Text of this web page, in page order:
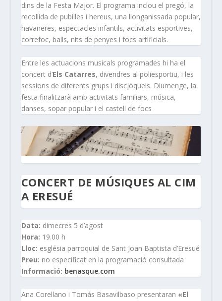
dins de la Festa Major. El programa inclou el pregó, la
recollida de pubilles i hereus, una llonganissada popular,
havaneres, espectacles infantils, activitats esportives,
correfoc, balls, nits de penyes i focs artificials.
Entre les actuacions musicals programades hi ha el
concert d’Els Catarres, divendres al poliesportiu, i les
sessions de diferents grups i discjòqueis. Diumenge, la
festa finalitzarà amb activitats familiars, música,
danses, sopar popular i el castell de focs
CONCERT DE MÚSIQUES AL CIM
A ERESUÉ
Data: dimecres 5 d’agost
Hora: 19.00 h
Lloc: església parroquial de Sant Joan Baptista d’Eresué
Preu: no especificat en la programació consultada
Informació: benasque.com
Ana Corellano i Tomás Basavilbaso presentaran «El